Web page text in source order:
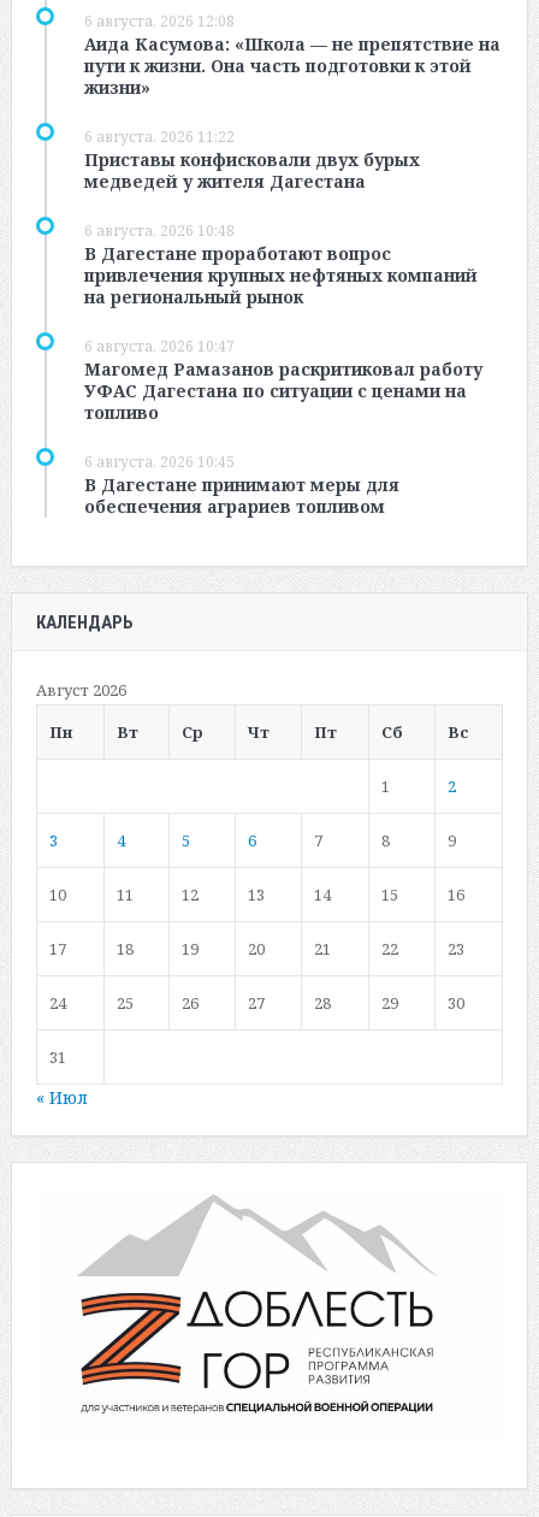
6 августа, 2026 12:08
Аида Касумова: «Школа — не препятствие на
пути к жизни. Она часть подготовки к этой
жизни»
6 августа, 2026 11:22
Приставы конфисковали двух бурых
медведей у жителя Дагестана
6 августа, 2026 10:48
В Дагестане проработают вопрос
привлечения крупных нефтяных компаний
на региональный рынок
6 августа, 2026 10:47
Магомед Рамазанов раскритиковал работу
УФАС Дагестана по ситуации с ценами на
топливо
6 августа, 2026 10:45
В Дагестане принимают меры для
обеспечения аграриев топливом
КАЛЕНДАРЬ
Август 2026
Пн
Вт Ср Чт Пт Сб Вс
1 2
3 4 5 6 7 8 9
10 11 12 13 14 15 16
17 18 19 20 21 22 23
24 25 26 27 28 29 30
31
« Июл